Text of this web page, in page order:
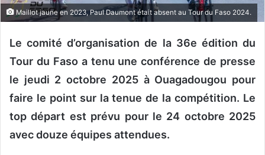
r
r
e
l
Maillot jaune en 2023, Paul Daumont était absent au Tour du Faso 2024.
Le comité d’organisation de la 36e édition du
Tour du Faso a tenu une conférence de presse
le jeudi 2 octobre 2025 à Ouagadougou pour
faire le point sur la tenue de la compétition. Le
top départ est prévu pour le 24 octobre 2025
avec douze équipes attendues.